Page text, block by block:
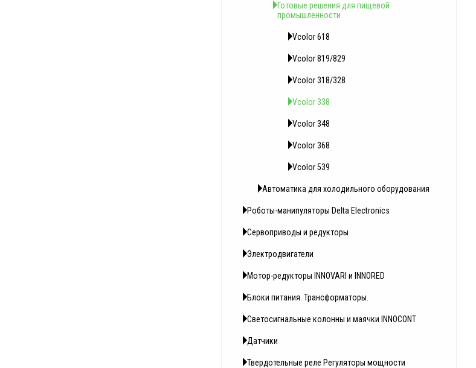
Готовые решения для пищевой
промышленности
Vcolor 618
Vcolor 819/829
Vcolor 318/328
Vcolor 338
Vcolor 348
Vcolor 368
Vcolor 539
Автоматика для холодильного оборудования
Роботы-манипуляторы Delta Electronics
Сервоприводы и редукторы
Электродвигатели
Мотор-редукторы INNOVARI и INNORED
Блоки питания. Трансформаторы.
Светосигнальные колонны и маячки INNOCONT
Датчики
Твердотельные реле Регуляторы мощности